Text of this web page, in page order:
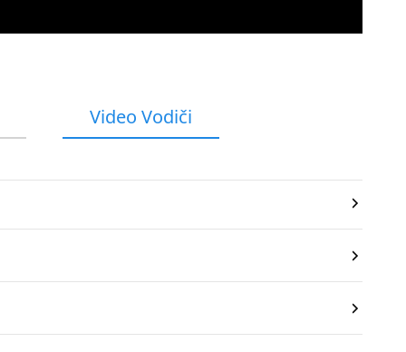
Video Vodiči